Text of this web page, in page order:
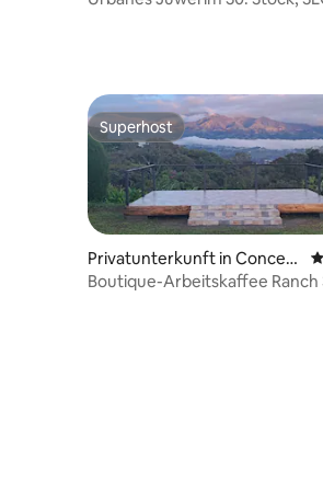
Superhost
Superhost
Privatunterkunft in Concep
ción de San Isidro
Boutique-Arbeitskaffee Ranch